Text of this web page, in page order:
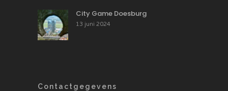
City Game Doesburg
13 juni 2024
Contactgegevens